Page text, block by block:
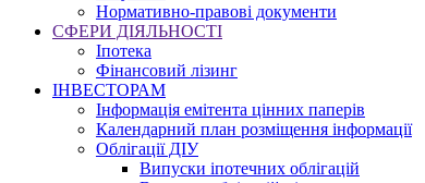
Нормативно-правові документи
СФЕРИ ДІЯЛЬНОСТІ
Іпотека
Фінансовий лізинг
ІНВЕСТОРАМ
Інформація емітента цінних паперів
Календарний план розміщення інформації
Облігації ДІУ
Випуски іпотечних облігацій